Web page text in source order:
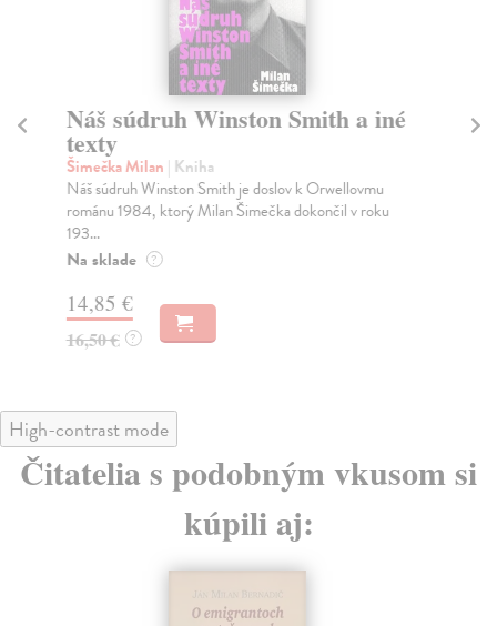
Náš súdruh Winston Smith a iné
texty
Šimečka Milan | Kniha
Náš súdruh Winston Smith je doslov k Orwellovmu
románu 1984, ktorý Milan Šimečka dokončil v roku
193...
Na sklade ?
14,85 €
16,50 € ?
High-contrast mode
Čitatelia s podobným vkusom si
kúpili aj: